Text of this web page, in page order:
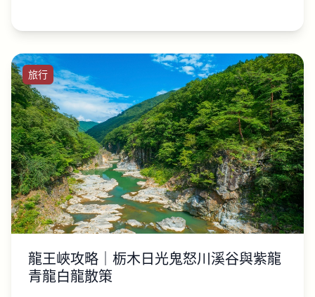
旅行
龍王峽攻略｜栃木日光鬼怒川溪谷與紫龍
青龍白龍散策